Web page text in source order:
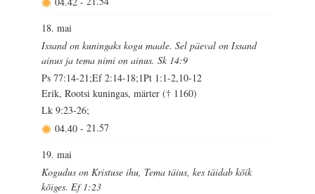
18. mai
Issand on kuningaks kogu maale. Sel päeval on Issand
ainus ja tema nimi on ainus. Sk 14:9
Ps 77:14-21;Ef 2:14-18;1Pt 1:1-2,10-12
Erik, Rootsi kuningas, märter († 1160)
Lk 9:23-26;
04.40 - 21.57
19. mai
Kogudus on Kristuse ihu, Tema täius, kes täidab kõik
kõiges. Ef 1:23